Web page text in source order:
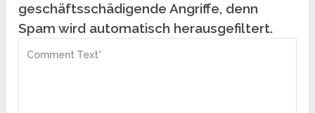
geschäftsschädigende Angriffe, denn
Spam wird automatisch herausgefiltert.